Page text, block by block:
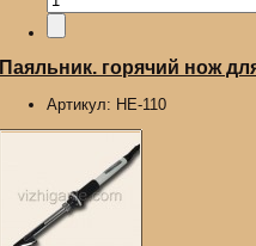
Паяльник. горячий нож
Артикул: HE-110